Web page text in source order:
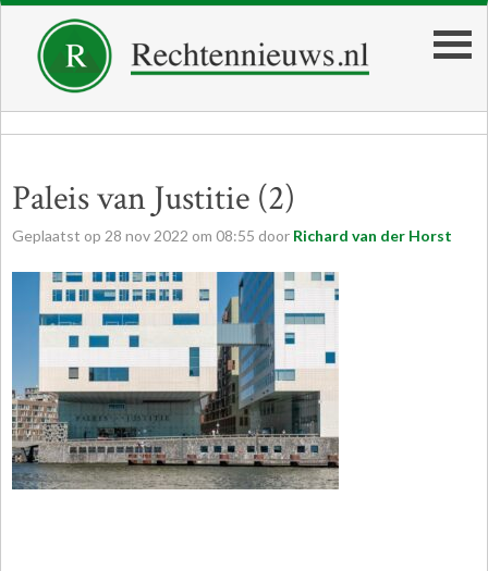
Paleis van Justitie (2)
Geplaatst op 28 nov 2022 om 08:55 door Richard van der Horst